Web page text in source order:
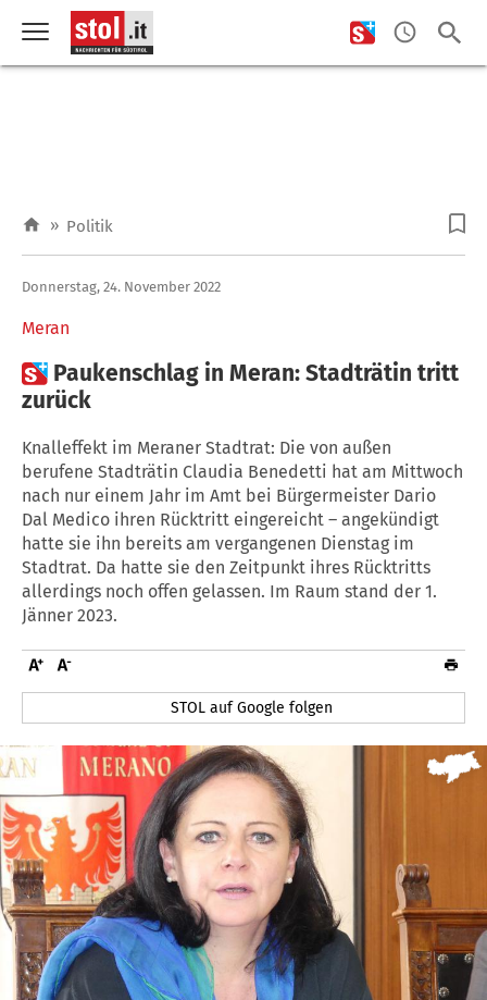
» Politik
Meran
Donnerstag, 24. November 2022
 Paukenschlag in Meran: Stadträtin tritt
zurück
Knalleffekt im Meraner Stadtrat: Die von außen
berufene Stadträtin Claudia Benedetti hat am Mittwoch
nach nur einem Jahr im Amt bei Bürgermeister Dario
Dal Medico ihren Rücktritt eingereicht – angekündigt
hatte sie ihn bereits am vergangenen Dienstag im
Stadtrat. Da hatte sie den Zeitpunkt ihres Rücktritts
allerdings noch offen gelassen. Im Raum stand der 1.
Jänner 2023.
STOL auf Google folgen